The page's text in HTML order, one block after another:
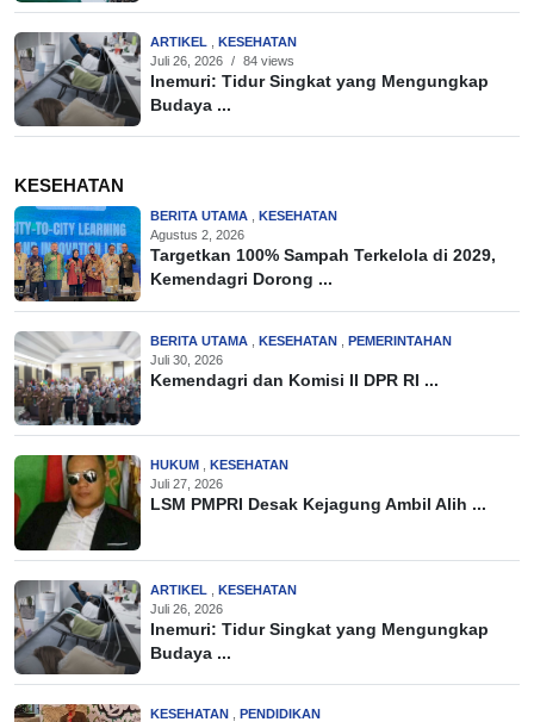
ARTIKEL
KESEHATAN
Juli 26, 2026 / 84 views
Inemuri: Tidur Singkat yang Mengungkap
Budaya ...
KESEHATAN
BERITA UTAMA
KESEHATAN
Agustus 2, 2026
Targetkan 100% Sampah Terkelola di 2029,
Kemendagri Dorong ...
BERITA UTAMA KESEHATAN
PEMERINTAHAN
Juli 30, 2026
Kemendagri dan Komisi II DPR RI ...
HUKUM
KESEHATAN
Juli 27, 2026
LSM PMPRI Desak Kejagung Ambil Alih ...
ARTIKEL
KESEHATAN
Juli 26, 2026
Inemuri: Tidur Singkat yang Mengungkap
Budaya ...
KESEHATAN
PENDIDIKAN